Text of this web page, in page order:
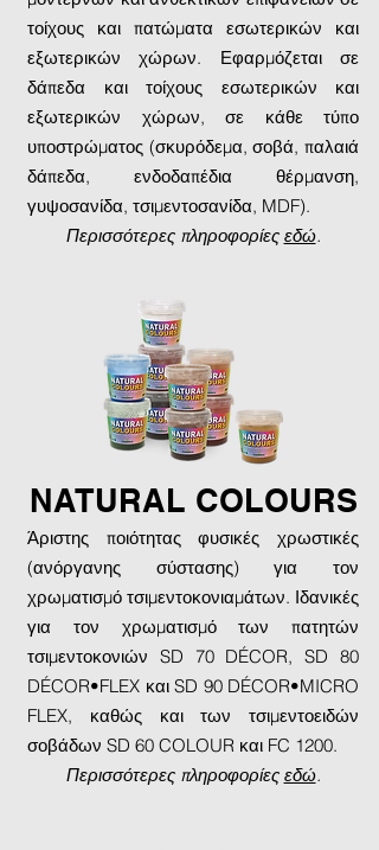
τοίχους και πατώματα εσωτερικών και
εξωτερικών χώρων. Εφαρμόζεται σε
δάπεδα και τοίχους εσωτερικών και
εξωτερικών χώρων, σε κάθε τύπο
υποστρώματος (σκυρόδεμα, σοβά, παλαιά
δάπεδα, ενδοδαπέδια θέρμανση,
γυψοσανίδα, τσιμεντοσανίδα, MDF).
Περισσότερες πληροφορίες εδώ.
NATURAL COLOURS
Άριστης ποιότητας φυσικές χρωστικές
(ανόργανης σύστασης) για τον
χρωματισμό τσιμεντοκονιαμάτων. Ιδανικές
για τον χρωματισμό των πατητών
τσιμεντοκονιών SD 70 DÉCOR, SD 80
DÉCOR•FLEX και SD 90 DÉCOR•MICRO
FLEX, καθώς και των τσιμεντοειδών
σοβάδων SD 60 COLOUR και FC 1200.
Περισσότερες πληροφορίες εδώ.